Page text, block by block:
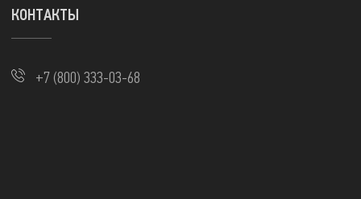
КОНТАКТЫ
+7 (800) 333-03-68